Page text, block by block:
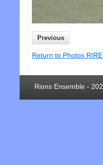
Previous
Return to Photos
Rions Ensemble -